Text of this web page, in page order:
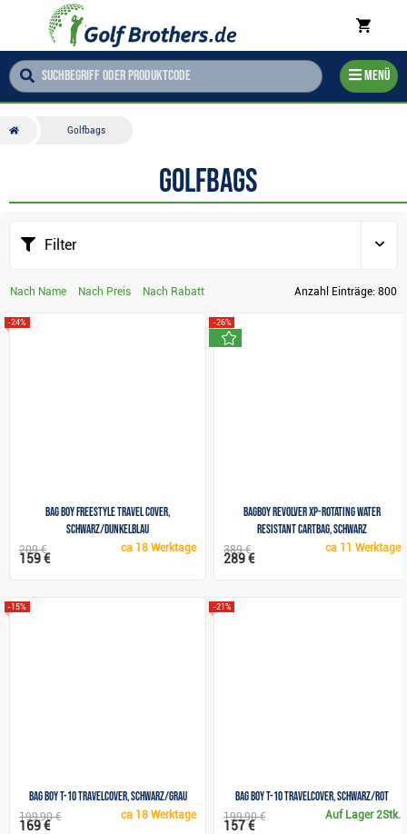
Menü
Golfbags
Golfbags
Filter
Nach Name Nach Preis Nach Rabatt Anzahl Einträge: 800
Bag Boy Freestyle travel cover,
schwarz/dunkelblau
-24%
ca 18 Werktage
209 €
159 €
BagBoy Revolver XP-Rotating Water
Resistant Cartbag, schwarz
-26%
ca 11 Werktage
389 €
289 €
Bag Boy T-10 Travelcover, schwarz/grau
-15%
ca 18 Werktage
199,90 €
169 €
Bag Boy T-10 Travelcover, schwarz/rot
-21%
Auf Lager 2Stk.
199,90 €
157 €